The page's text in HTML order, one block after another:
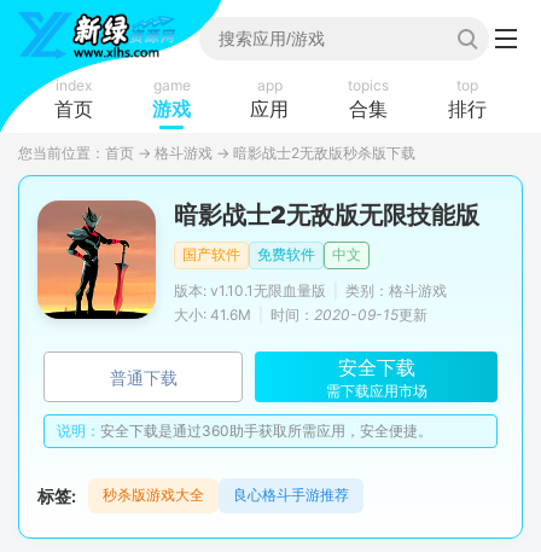
index
首页
game
游戏
app
应用
topics
合集
top
排行
您当前位置： 首页 → 格斗游戏 → 暗影战士2无敌版秒杀版下载
暗影战士2无敌版无限技能版
国产软件 免费软件
中文
版本: v1.10.1无限血量版
类别：格斗游戏
大小: 41.6M
时间： 2020-09-15更新
普通下载 安全下载
需下载应用市场
说明： 安全下载是通过360助手获取所需应用，安全便捷。
标签: 秒杀版游戏大全 良心格斗手游推荐